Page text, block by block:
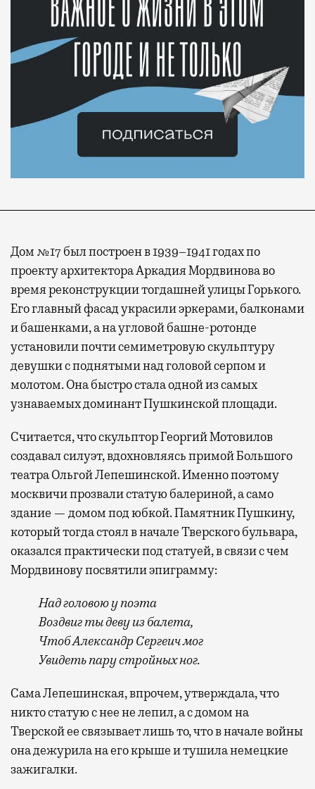
Дом №17 был построен в 1939–1941 годах по
проекту архитектора Аркадия Мордвинова во
время реконструкции тогдашней улицы Горького.
Его главный фасад украсили эркерами, балконами
и башенками, а на угловой башне-ротонде
установили почти семиметровую скульптуру
девушки с поднятыми над головой серпом и
молотом. Она быстро стала одной из самых
узнаваемых доминант Пушкинской площади.
Считается, что скульптор Георгий Мотовилов
создавал силуэт, вдохновляясь примой Большого
театра Ольгой Лепешинской. Именно поэтому
москвичи прозвали статую балериной, а само
здание — домом под юбкой. Памятник Пушкину,
который тогда стоял в начале Тверского бульвара,
оказался практически под статуей, в связи с чем
Мордвинову посвятили эпиграмму:
Над головою у поэта
Воздвиг ты деву из балета,
Чтоб Александр Сергеич мог
Увидеть пару стройных ног.
Сама Лепешинская, впрочем, утверждала, что
никто статую с нее не лепил, а с домом на
Тверской ее связывает лишь то, что в начале войны
она дежурила на его крыше и тушила немецкие
зажигалки.